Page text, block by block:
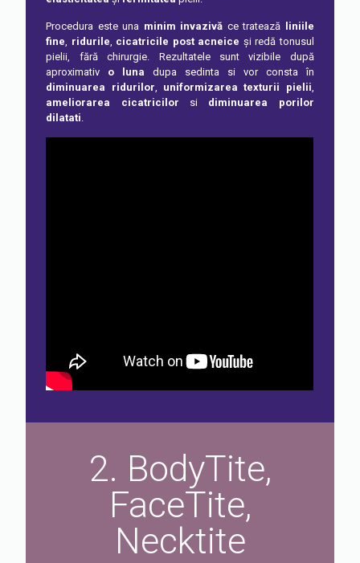
Procedura este una minim invazivă ce tratează
liniile
fine, ridurile, cicatricile post acneice și redă tonusul
pielii, fără chirurgie. Rezultatele sunt vizibile după
aproximativ o luna dupa sedinta si vor consta în
diminuarea ridurilor, uniformizarea texturii pielii,
ameliorarea cicatricilor si diminuarea porilor
dilatati.
2. BodyTite,
FaceTite,
Necktite